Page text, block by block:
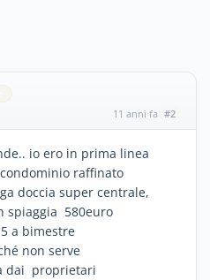
11 anni fa #2
io ero in prima linea
raffinato
doccia super centrale,
spiaggia 580euro
a bimestre
non serve
dai proprietari